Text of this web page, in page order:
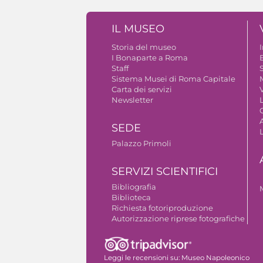
IL MUSEO
Storia del museo
I Bonaparte a Roma
Staff
Sistema Musei di Roma Capitale
Carta dei servizi
Newsletter
SEDE
Palazzo Primoli
SERVIZI SCIENTIFICI
Bibliografia
Biblioteca
Richiesta fotoriproduzione
Autorizzazione riprese fotografiche
Leggi le recensioni su: Museo Napoleonico